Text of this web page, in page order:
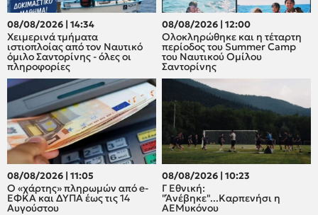
08/08/2026 | 14:34
Χειμερινά τμήματα
ιστιοπλοίας από τον Ναυτικό
όμιλο Σαντορίνης - όλες οι
πληροφορίες
08/08/2026 | 12:00
Oλοκληρώθηκε και η τέταρτη
περίοδος του Summer Camp
του Ναυτικού Ομίλου
Σαντορίνης
08/08/2026 | 11:05
Ο «χάρτης» πληρωμών από e-
ΕΦΚΑ και ΔΥΠΑ έως τις 14
Αυγούστου
08/08/2026 | 10:23
Γ Εθνική:
"Άνέβηκε"...Καρπενήσι η
ΑΕΜυκόνου